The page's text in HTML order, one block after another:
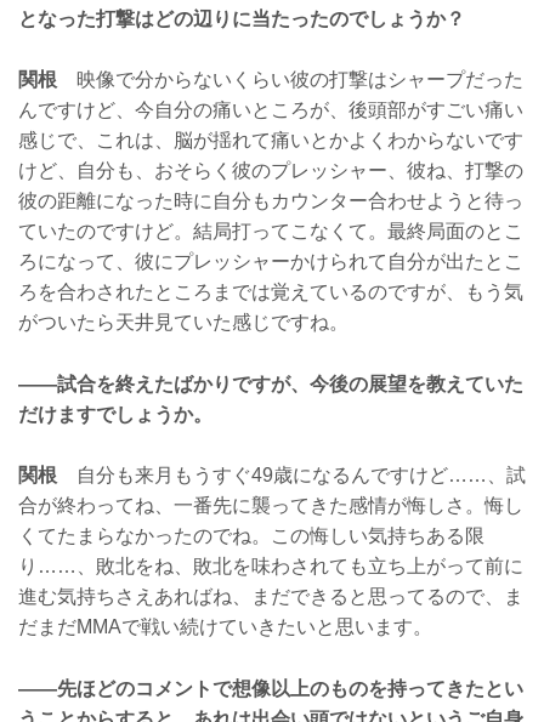
となった打撃はどの辺りに当たったのでしょうか？
関根 映像で分からないくらい彼の打撃はシャープだった
んですけど、今自分の痛いところが、後頭部がすごい痛い
感じで、これは、脳が揺れて痛いとかよくわからないです
けど、自分も、おそらく彼のプレッシャー、彼ね、打撃の
彼の距離になった時に自分もカウンター合わせようと待っ
ていたのですけど。結局打ってこなくて。最終局面のとこ
ろになって、彼にプレッシャーかけられて自分が出たとこ
ろを合わされたところまでは覚えているのですが、もう気
がついたら天井見ていた感じですね。
——試合を終えたばかりですが、今後の展望を教えていた
だけますでしょうか。
関根 自分も来月もうすぐ49歳になるんですけど……、試
合が終わってね、一番先に襲ってきた感情が悔しさ。悔し
くてたまらなかったのでね。この悔しい気持ちある限
り……、敗北をね、敗北を味わされても立ち上がって前に
進む気持ちさえあればね、まだできると思ってるので、ま
だまだMMAで戦い続けていきたいと思います。
——先ほどのコメントで想像以上のものを持ってきたとい